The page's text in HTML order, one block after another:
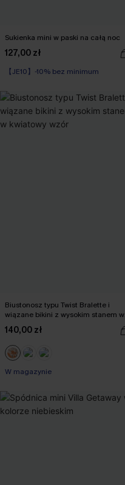
Sukienka mini w paski na całą noc
127,00 zł
【JE10】-10% bez minimum
Biustonosz typu Twist Bralette i
wiązane bikini z wysokim stanem w
kwiatowy wzór
140,00 zł
W magazynie